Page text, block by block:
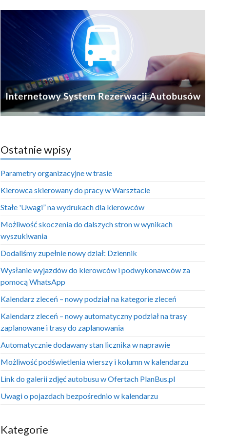
Ostatnie wpisy
Parametry organizacyjne w trasie
Kierowca skierowany do pracy w Warsztacie
Stałe 'Uwagi” na wydrukach dla kierowców
Możliwość skoczenia do dalszych stron w wynikach
wyszukiwania
Dodaliśmy zupełnie nowy dział: Dziennik
Wysłanie wyjazdów do kierowców i podwykonawców za
pomocą WhatsApp
Kalendarz zleceń – nowy podział na kategorie zleceń
Kalendarz zleceń – nowy automatyczny podział na trasy
zaplanowane i trasy do zaplanowania
Automatycznie dodawany stan licznika w naprawie
Możliwość podświetlenia wierszy i kolumn w kalendarzu
Link do galerii zdjęć autobusu w Ofertach PlanBus.pl
Uwagi o pojazdach bezpośrednio w kalendarzu
Kategorie